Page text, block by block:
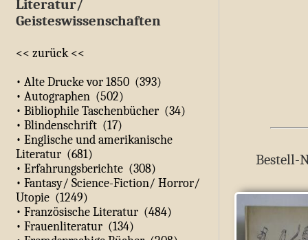
Literatur/
Geisteswissenschaften
<< zurück <<
• Alte Drucke vor 1850 (393)
• Autographen (502)
• Bibliophile Taschenbücher (34)
• Blindenschrift (17)
• Englische und amerikanische
Literatur (681)
• Erfahrungsberichte (308)
• Fantasy/ Science-Fiction/ Horror/
Utopie (1249)
• Französische Literatur (484)
• Frauenliteratur (134)
Bestell-